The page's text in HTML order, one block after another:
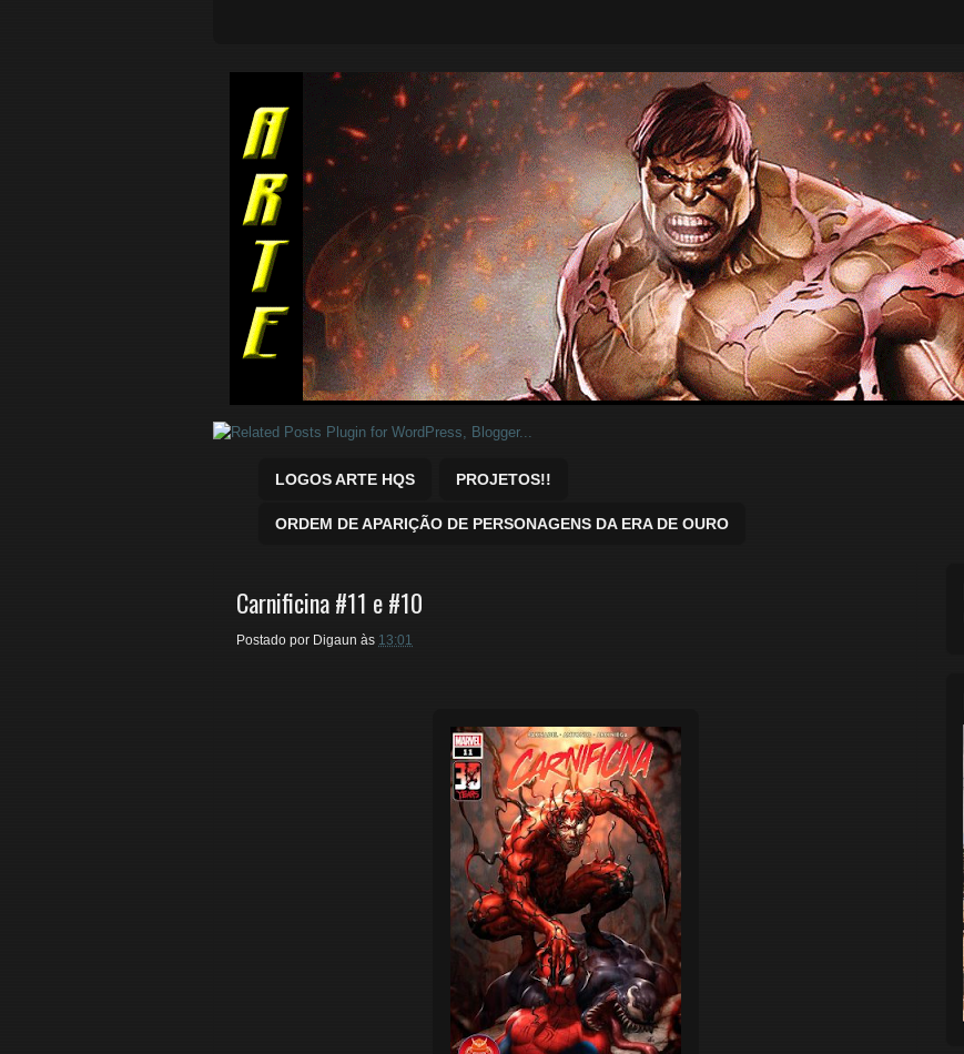
Quadrinhos Marvel e DC para baixar.
LOGOS ARTE HQS PROJETOS!!
ORDEM DE APARIÇÃO DE PERSONAGENS DA ERA DE OURO
Carnificina #11 e #10
Postado por Digaun às 13:01